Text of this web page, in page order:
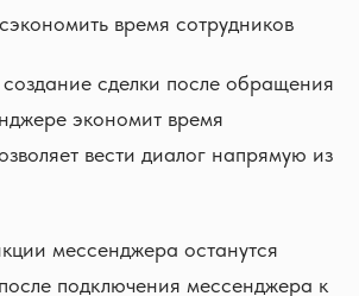
время сотрудников
сделки после обращения
экономит время
вести диалог напрямую из
мессенджера останутся
подключения мессенджера к